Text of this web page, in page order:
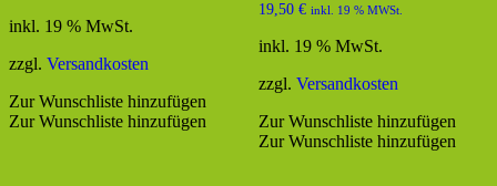
inkl. 19 % MwSt.
zzgl. Versandkosten
Zur Wunschliste hinzufügen
Zur Wunschliste hinzufügen
19,50 € inkl. 19 % MWSt.
inkl. 19 % MwSt.
zzgl. Versandkosten
Zur Wunschliste hinzufügen
Zur Wunschliste hinzufügen